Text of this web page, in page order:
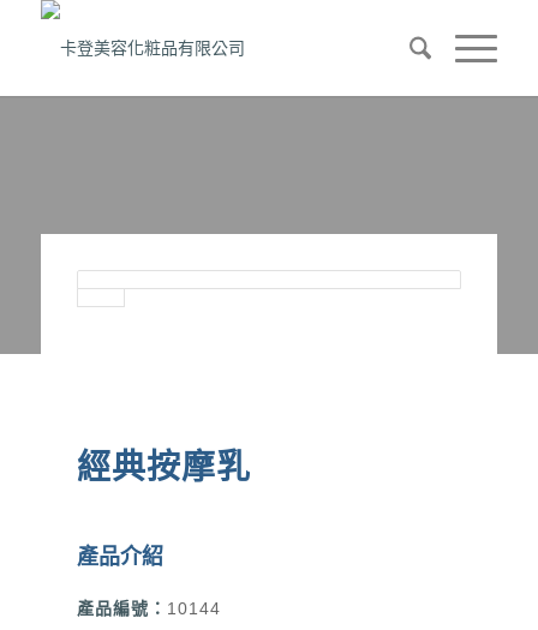
經典按摩乳
產品介紹
產品編號： 10144